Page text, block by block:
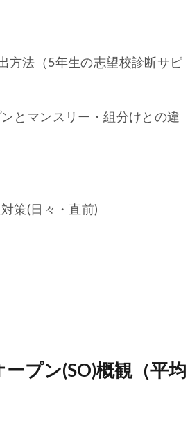
方法（5年生の志望校診断サピ
とマンスリー・組分けとの違
策(日々・直前)
プン(SO)概観（平均